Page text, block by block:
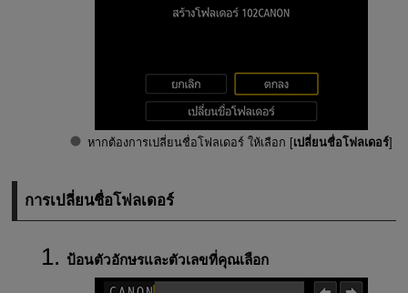
หากต้องการเปลี่ยนชื่อโฟลเดอร์ ให้เลือก [เปลี่ยนชื่อโฟลเดอร์]
การเปลี่ยนชื่อโฟลเดอร์
ป้อนตัวอักษรและตัวเลขที่คุณเลือก